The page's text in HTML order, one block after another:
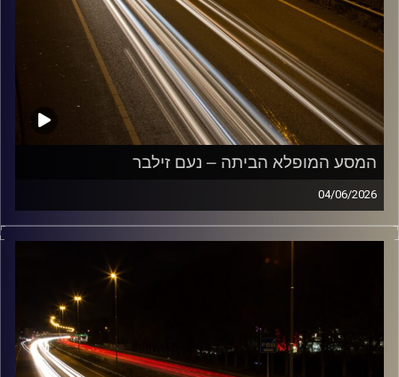
המסע המופלא הביתה – נעם זילבר
04/06/2026
מוזיקה שתלווה אותנו אחרי יום עבודה ארוך ותחזיר אותנו
הביתה בשלום עם נעם זילבר
קרדיט תמונות: